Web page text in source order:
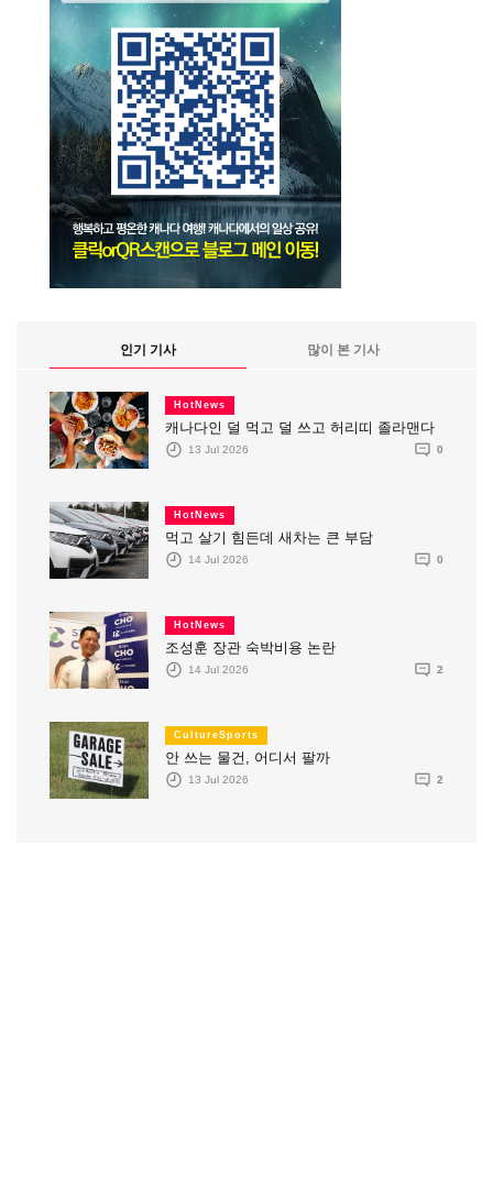
인기 기사 많이 본 기사
HotNews
캐나다인 덜 먹고 덜 쓰고 허리띠 졸라맨다
13 Jul 2026 0
HotNews
먹고 살기 힘든데 새차는 큰 부담
14 Jul 2026 0
HotNews
조성훈 장관 숙박비용 논란
14 Jul 2026 2
CultureSports
안 쓰는 물건, 어디서 팔까
13 Jul 2026 2